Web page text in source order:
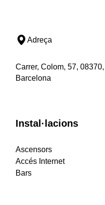
Adreça
Carrer, Colom, 57,
Barcelona
Instal·lacions
Ascensors
Accés Internet
Bars